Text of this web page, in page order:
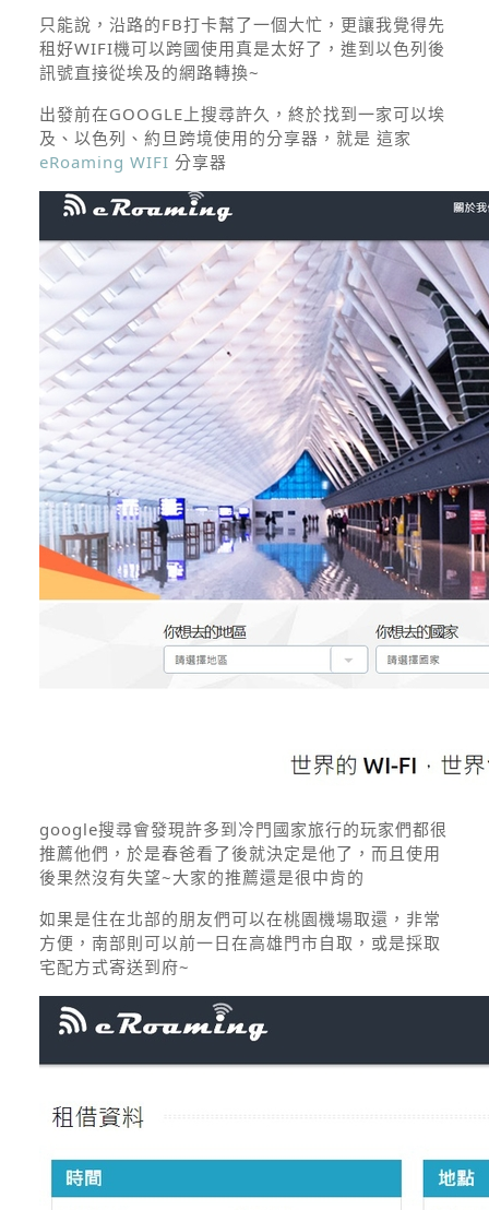
只能說，沿路的FB打卡幫了一個大忙，更讓我覺得先
租好WIFI機可以跨國使用真是太好了，進到以色列後
訊號直接從埃及的網路轉換~
出發前在GOOGLE上搜尋許久，終於找到一家可以埃
及、以色列、約旦跨境使用的分享器，就是 這家
eRoaming WIFI 分享器
google搜尋會發現許多到冷門國家旅行的玩家們都很
推薦他們，於是春爸看了後就決定是他了，而且使用
後果然沒有失望~大家的推薦還是很中肯的
如果是住在北部的朋友們可以在桃園機場取還，非常
方便，南部則可以前一日在高雄門市自取，或是採取
宅配方式寄送到府~